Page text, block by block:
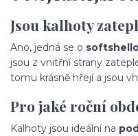
Jsou kalhoty
Ano, jedná se o
jsou z vnitřní strany
tomu krásně hřejí a jsou
Pro jaké roční
Kalhoty jsou ideální na